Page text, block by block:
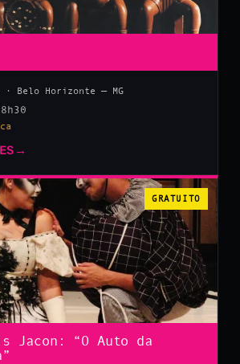
· Belo Horizonte — MG
→
GRATUITO
Jacon: “O Auto da